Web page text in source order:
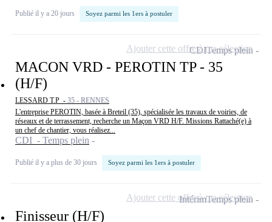
Publié il y a 20 jours Soyez parmi les 1ers à postuler
MACON VRD - PEROTIN TP - 35
(H/F)
LESSARD T.P - 35 - RENNES
L'entreprise PEROTIN, basée à Breteil (35), spécialisée les travaux de voiries, de
réseaux et de terrassement, recherche un Maçon VRD H/F. Missions Rattaché(e) à
un chef de chantier, vous réalisez...
CDI - Temps plein
Publié il y a plus de 30 jours Soyez parmi les 1ers à postuler
CDITemps plein
Ajouter cette offre à ma sélection
Finisseur (H/F)
IntérimTemps plein
Ajouter cette offre à ma sélection